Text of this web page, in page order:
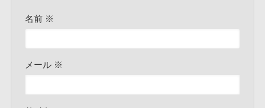
名前 ※
メール ※